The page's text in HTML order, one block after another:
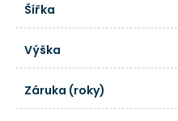
Šířka
Výška
Záruka (roky)